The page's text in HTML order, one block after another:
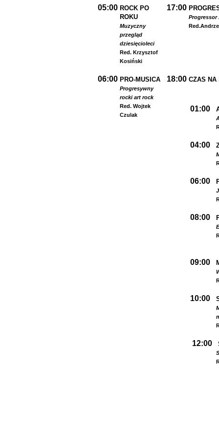
05:00 ROCK PO
ROKU
Muzyczny
przegląd
dziesięcioleci
Red. Krzysztof
Kosiński
17:00
Progressor
Red.
06:00 PRO-MUSICA
Progresywny
rocki art rock
Red. Wojtek
Czulak
18:00 CZAS NA
01:00
04:00
06:00
08:00
09:00
10:00
12:00